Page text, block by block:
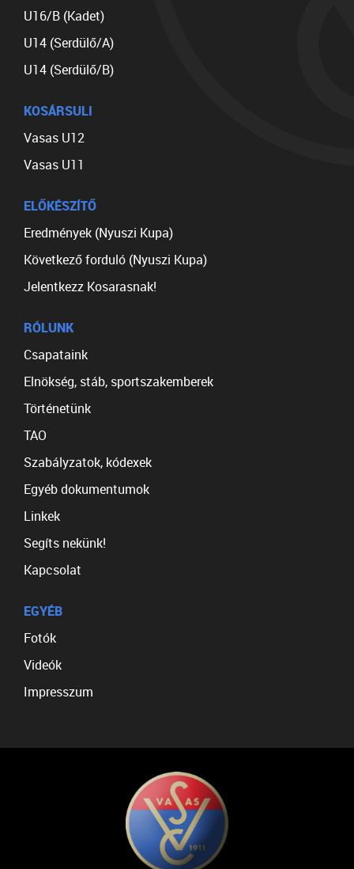
U16/B (Kadet)
U14 (Serdülő/A)
U14 (Serdülő/B)
KOSÁRSULI
Vasas U12
Vasas U11
ELŐKÉSZÍTŐ
Eredmények (Nyuszi Kupa)
Következő forduló (Nyuszi Kupa)
Jelentkezz Kosarasnak!
RÓLUNK
Csapataink
Elnökség, stáb, sportszakemberek
Történetünk
TAO
Szabályzatok, kódexek
Egyéb dokumentumok
Linkek
Segíts nekünk!
Kapcsolat
EGYÉB
Fotók
Videók
Impresszum